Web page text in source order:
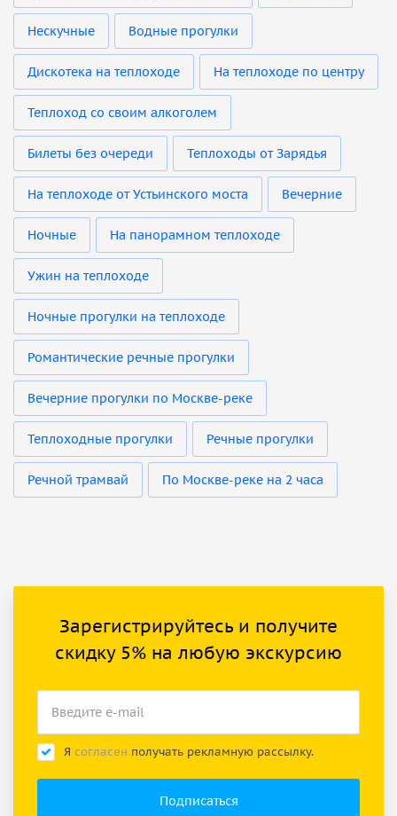
Нескучные Водные прогулки
Дискотека на теплоходе На теплоходе по центру
Теплоход со своим алкоголем
Билеты без очереди Теплоходы от Зарядья
На теплоходе от Устьинского моста Вечерние
Ночные На панорамном теплоходе
Ужин на теплоходе
Ночные прогулки на теплоходе
Романтические речные прогулки
Вечерние прогулки по Москве-реке
Теплоходные прогулки Речные прогулки
Речной трамвай По Москве-реке на 2 часа
Зарегистрируйтесь и получите
скидку 5% на любую экскурсию
Я согласен получать рекламную рассылку.